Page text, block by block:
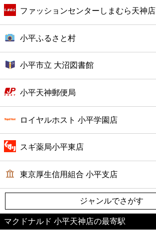
書店
ファミレス
ファーストフード
カフェ
ショッピング
銀行
公共
ファッションセンターしまむら天神店
小平ふるさと村
小平市立 大沼図書館
小平天神郵便局
ロイヤルホスト 小平学園店
スギ薬局小平東店
東京厚生信用組合 小平支店
ジャンルでさがす
マクドナルド 小平天神店の最寄駅